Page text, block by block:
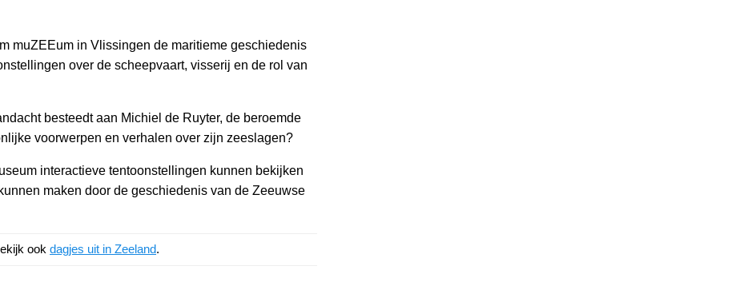
muZEEum in Vlissingen de maritieme geschiedenis
over de scheepvaart, visserij en de rol van
besteedt aan Michiel de Ruyter, de beroemde
voorwerpen en verhalen over zijn zeeslagen?
interactieve tentoonstellingen kunnen bekijken
maken door de geschiedenis van de Zeeuwse
ook dagjes uit in Zeeland.